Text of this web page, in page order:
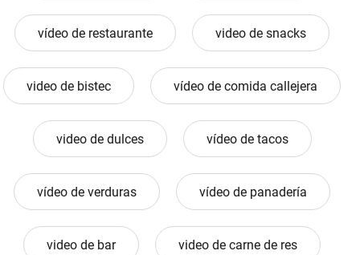
vídeo de restaurante video de snacks
video de bistec vídeo de comida callejera
video de dulces vídeo de tacos
vídeo de verduras vídeo de panadería
video de bar video de carne de res